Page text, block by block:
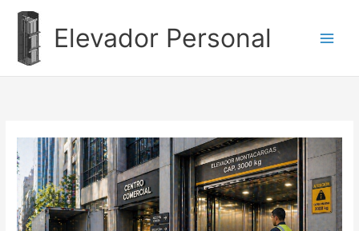
contenido
Elevador Personal